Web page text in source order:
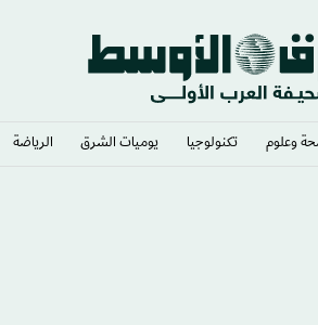
وعلوم تكنولوجيا يوميات الشرق​ الرياضة